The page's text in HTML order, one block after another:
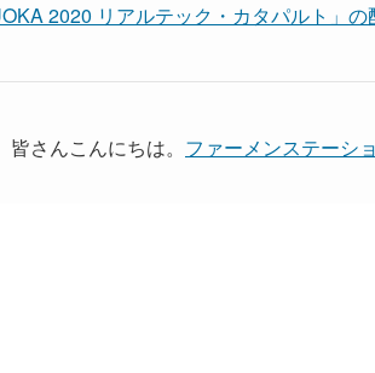
2020 リアルテック・カタパルト」
皆さんこんにちは。 ファーメンステーシ